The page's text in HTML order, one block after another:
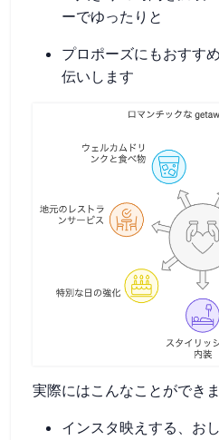
ーでゆったりと
プロポーズにもおすす
伝いします
実際にはこんなことができ
インスタ映えする、お